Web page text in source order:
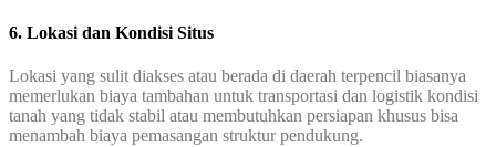
6. Lokasi dan Kondisi Situs
Lokasi yang sulit diakses atau berada di daerah terpencil biasanya
memerlukan biaya tambahan untuk transportasi dan logistik kondisi
tanah yang tidak stabil atau membutuhkan persiapan khusus bisa
menambah biaya pemasangan struktur pendukung.